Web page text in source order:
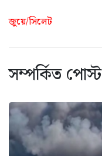
জুয়ে/সিলেট
সম্পর্কিত পোস্ট